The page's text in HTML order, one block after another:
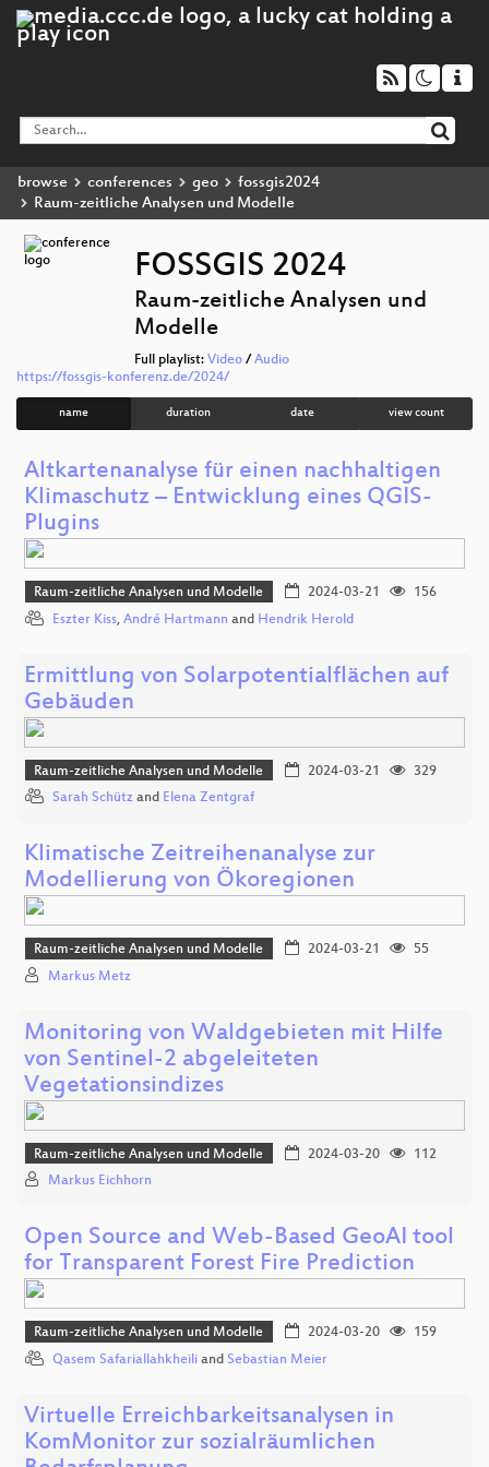
browse conferences geo
fossgis2024
Raum-zeitliche Analysen und Modelle
FOSSGIS 2024
Raum-zeitliche Analysen und
Modelle
Full playlist: Video/ Audio
https://fossgis-konferenz.de/2024/
name duration date view count
Altkartenanalyse für einen nachhaltigen
Klimaschutz – Entwicklung eines QGIS-
Plugins
Raum-zeitliche Analysen und Modelle 2024-03-21
156
Eszter Kiss, André Hartmann and Hendrik Herold
Ermittlung von Solarpotentialflächen auf
Gebäuden
Raum-zeitliche Analysen und Modelle 2024-03-21
329
Sarah Schütz and Elena Zentgraf
Klimatische Zeitreihenanalyse zur
Modellierung von Ökoregionen
Raum-zeitliche Analysen und Modelle 2024-03-21
55
Markus Metz
Monitoring von Waldgebieten mit Hilfe
von Sentinel-2 abgeleiteten
Vegetationsindizes
Raum-zeitliche Analysen und Modelle 2024-03-20
112
Markus Eichhorn
Open Source and Web-Based GeoAI tool
for Transparent Forest Fire Prediction
Raum-zeitliche Analysen und Modelle 2024-03-20
159
Qasem Safariallahkheili and Sebastian Meier
Virtuelle Erreichbarkeitsanalysen in
KomMonitor zur sozialräumlichen